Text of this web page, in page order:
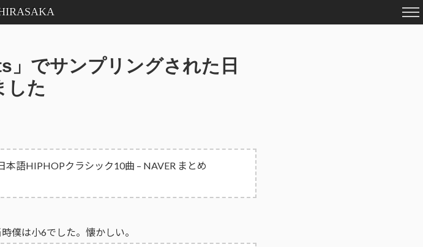
」でサンプリングされた日
した
本語HIPHOPクラシック10曲 – NAVER まとめ
僕は小6でした。懐かしい。